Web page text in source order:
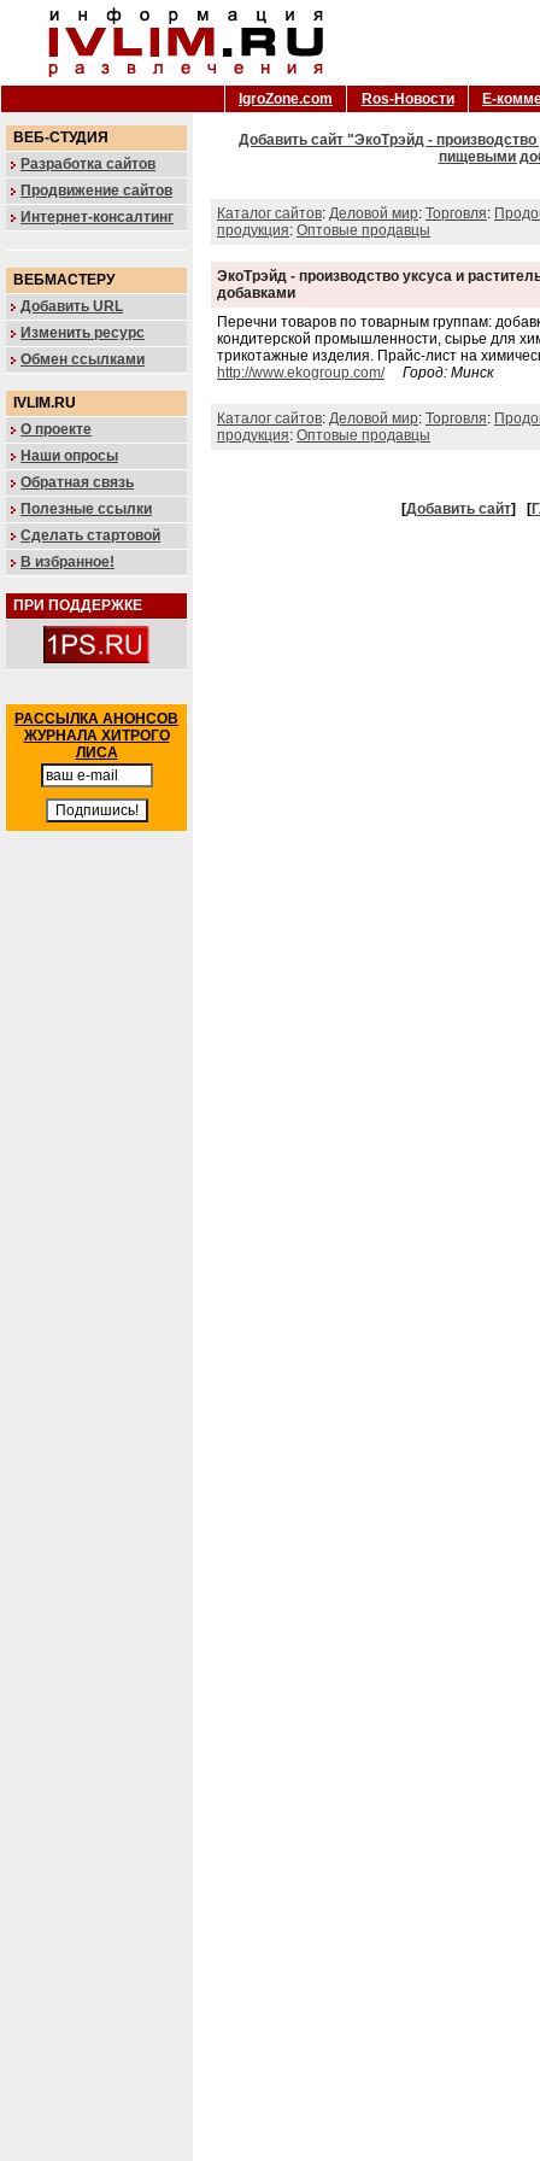
IgroZone.com Ros-Новости Е-
ВЕБ-СТУДИЯ
Разработка сайтов
Продвижение сайтов
Интернет-консалтинг
ВЕБМАСТЕРУ
Добавить URL
Изменить ресурс
Обмен ссылками
IVLIM.RU
О проекте
Наши опросы
Обратная связь
Полезные ссылки
Сделать стартовой
В избранное!
ПРИ ПОДДЕРЖКЕ
РАССЫЛКА АНОНСОВ
ЖУРНАЛА ХИТРОГО
ЛИСА
Добавить сайт "ЭкоТрэйд -
пищевыми
Каталог сайтов: Деловой мир: Торговля:
продукция: Оптовые продавцы
ЭкоТрэйд - производство уксуса и
добавками
Перечни товаров по товарным группам:
кондитерской промышленности, сырье для
трикотажные изделия. Прайс-лист на
http://www.ekogroup.com/
Город: Минск
Каталог сайтов: Деловой мир: Торговля:
продукция: Оптовые продавцы
[Добавить сайт] [